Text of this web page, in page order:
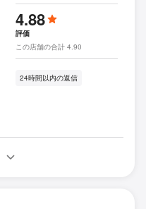
4.88
評価
この店舗の合計 4.90
24時間以内の返信